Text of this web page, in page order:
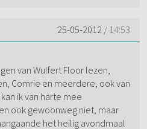
25-05-2012 / 14:53
van Wulfert Floor lezen,
Comrie en meerdere, ook van
ik van harte mee
ook gewoonweg niet, maar
het heilig avondmaal